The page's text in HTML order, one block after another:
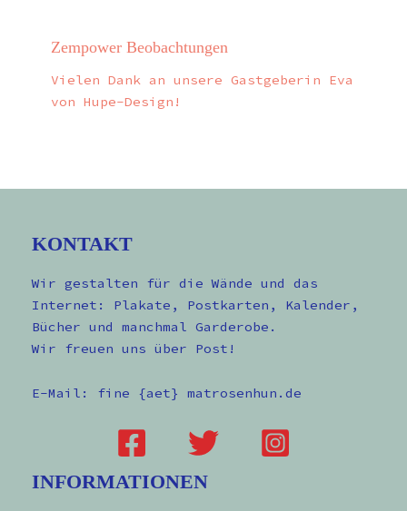
Zempower Beobachtungen
Vielen Dank an unsere Gastgeberin Eva
von Hupe-Design!
KONTAKT
Wir gestalten für die Wände und das
Internet: Plakate, Postkarten, Kalender,
Bücher und manchmal Garderobe.
Wir freuen uns über Post!
E-Mail: fine {aet} matrosenhun.de
INFORMATIONEN